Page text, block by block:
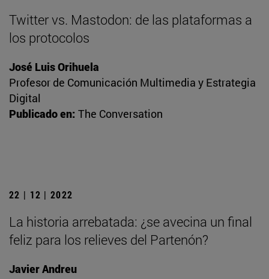
Twitter vs. Mastodon: de las plataformas a
los protocolos
José Luis Orihuela
Profesor de Comunicación Multimedia y Estrategia
Digital
Publicado en: The Conversation
22 | 12 | 2022
La historia arrebatada: ¿se avecina un final
feliz para los relieves del Partenón?
Javier Andreu